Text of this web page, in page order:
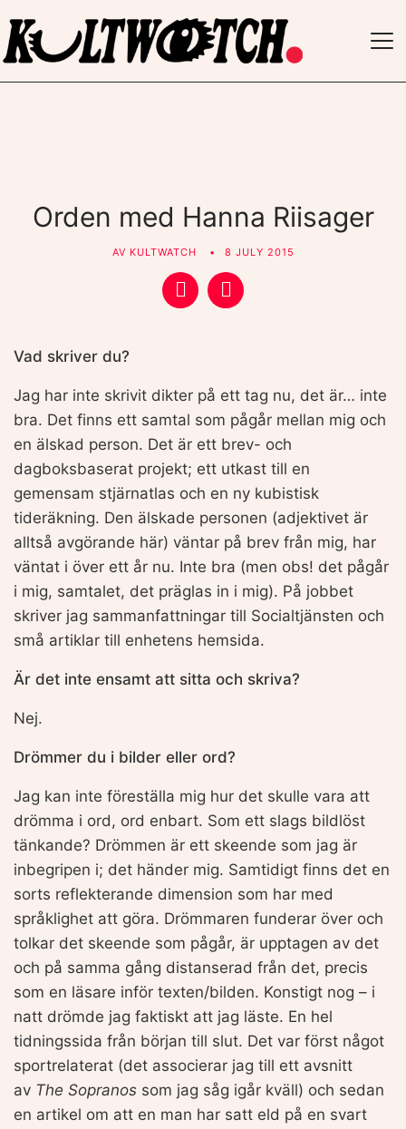
Orden med Hanna Riisager
AV KULTWATCH 8 JULY 2015
Vad skriver du?
Jag har inte skrivit dikter på ett tag nu, det är… inte
bra. Det finns ett samtal som pågår mellan mig och
en älskad person. Det är ett brev- och
dagboksbaserat projekt; ett utkast till en
gemensam stjärnatlas och en ny kubistisk
tideräkning. Den älskade personen (adjektivet är
alltså avgörande här) väntar på brev från mig, har
väntat i över ett år nu. Inte bra (men obs! det pågår
i mig, samtalet, det präglas in i mig). På jobbet
skriver jag sammanfattningar till Socialtjänsten och
små artiklar till enhetens hemsida.
Är det inte ensamt att sitta och skriva?
Nej.
Drömmer du i bilder eller ord?
Jag kan inte föreställa mig hur det skulle vara att
drömma i ord, ord enbart. Som ett slags bildlöst
tänkande? Drömmen är ett skeende som jag är
inbegripen i; det händer mig. Samtidigt finns det en
sorts reflekterande dimension som har med
språklighet att göra. Drömmaren funderar över och
tolkar det skeende som pågår, är upptagen av det
och på samma gång distanserad från det, precis
som en läsare inför texten/bilden. Konstigt nog – i
natt drömde jag faktiskt att jag läste. En hel
tidningssida från början till slut. Det var först något
sportrelaterat (det associerar jag till ett avsnitt
av The Sopranos som jag såg igår kväll) och sedan
en artikel om att en man har satt eld på en svart